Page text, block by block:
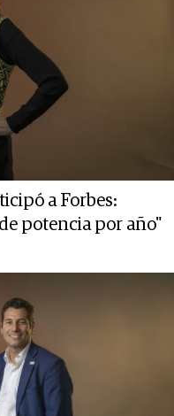
a Forbes:
potencia por año"